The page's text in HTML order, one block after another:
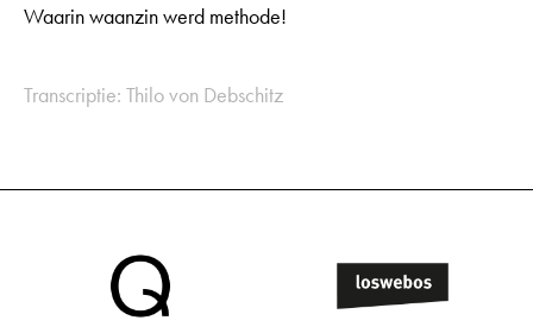
Waarin waanzin werd methode!
Transcriptie: Thilo von Debschitz